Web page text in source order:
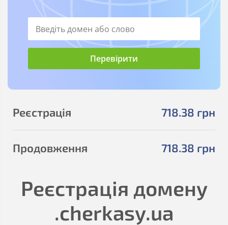
718.38 грн
Реєстрація
718.38 грн
Продовження
Реєстрація домену
.cherkasy.ua